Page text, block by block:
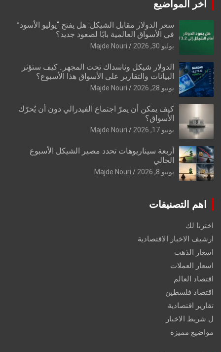
اخر المواضيع
سعر الدولار مقابل الشيكل: هل يفتح “يوليو الأسود”
في الأسواق العالمية بابًا لصعود جديد؟
يوليو 30, 2026 Majde Nouri
الدولار شيكل وناسداك تحت المجهر.. كيف ستؤثر
البيانات والتقارير على الأسواق هذا الأسبوع؟
يونيو 28, 2026 Majde Nouri
كيف يمكن أن يمرّ اجتماع الفيدرالي دون أن يُحرّك
الأسواق؟
يونيو 17, 2026 Majde Nouri
أربعة سيناريوهات تحدد مصير الشيكل الأسبوع
الحالي
يونيو 8, 2026 Majde Nouri
اهم التصنيفات
اخترنا لك
ارشيف الاخبار الاقتصادية
اسعار الذهب
اسعار العملات
اقتصاد العالم
اقتصاد فلسطين
تقارير اقتصادية
ل شريط الاخبار
مواضيع مميزة